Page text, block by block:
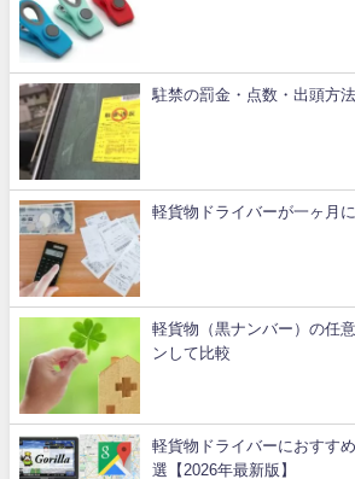
駐禁の罰金・点数・出頭方
軽貨物ドライバーが一ヶ月
軽貨物（黒ナンバー）の任
ンして比較
軽貨物ドライバーにおすす
選【2026年最新版】